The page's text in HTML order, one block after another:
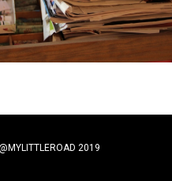
2019